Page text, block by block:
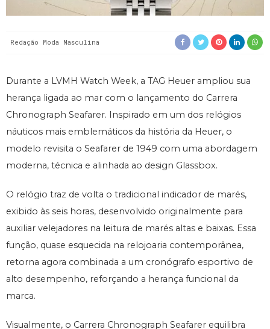
Redação Moda Masculina
Durante a LVMH Watch Week, a TAG Heuer ampliou sua
herança ligada ao mar com o lançamento do Carrera
Chronograph Seafarer. Inspirado em um dos relógios
náuticos mais emblemáticos da história da Heuer, o
modelo revisita o Seafarer de 1949 com uma abordagem
moderna, técnica e alinhada ao design Glassbox.
O relógio traz de volta o tradicional indicador de marés,
exibido às seis horas, desenvolvido originalmente para
auxiliar velejadores na leitura de marés altas e baixas. Essa
função, quase esquecida na relojoaria contemporânea,
retorna agora combinada a um cronógrafo esportivo de
alto desempenho, reforçando a herança funcional da
marca.
Visualmente, o Carrera Chronograph Seafarer equilibra